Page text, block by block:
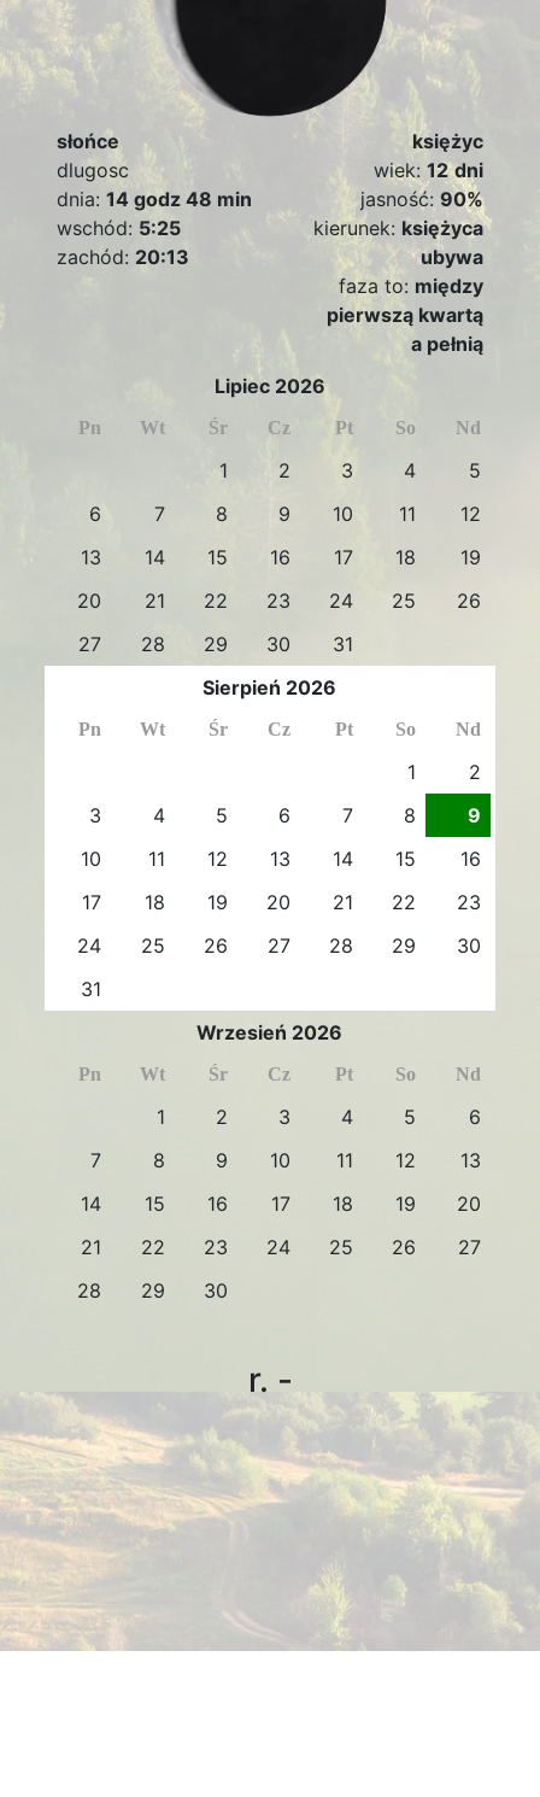
słońce
dlugosc
dnia:14 godz 48 min
wschód: 5:25
zachód: 20:13
księżyc
wiek: 12 dni
jasność: 90%
kierunek: księżyca
ubywa
faza to: między
pierwszą kwartą
a pełnią
Lipiec 2026
Pn Wt Śr Cz Pt So Nd
1 2 3 4
5
6
7 8 9 10 11
12
13
14 15 16 17 18
19
20
21 22 23 24 25
26
27
28 29 30
31
Sierpień 2026
Pn Wt Śr Cz Pt So Nd
1
2
3
4 5 6 7 8
9
10
11 12 13 14 15
16
17
18 19 20 21 22
23
24
25 26 27 28 29
30
31
Wrzesień 2026
Pn Wt Śr Cz Pt So Nd
1 2 3 4 5
6
7
8 9 10 11 12
13
14
15 16 17 18 19
20
21
22 23 24 25 26
27
28
29 30
r. -